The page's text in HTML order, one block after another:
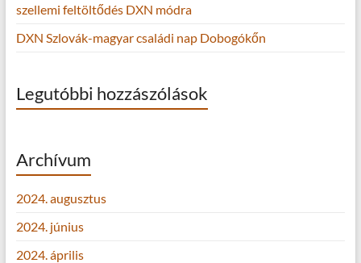
szellemi feltöltődés DXN módra
DXN Szlovák-magyar családi nap Dobogókőn
Legutóbbi hozzászólások
Archívum
2024. augusztus
2024. június
2024. április